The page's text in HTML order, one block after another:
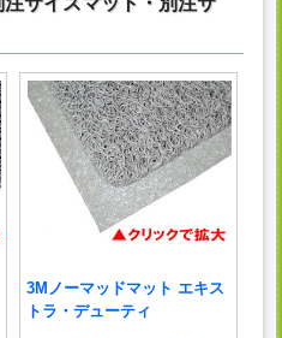
3Mノーマッドマット エキス
トラ・デューティ